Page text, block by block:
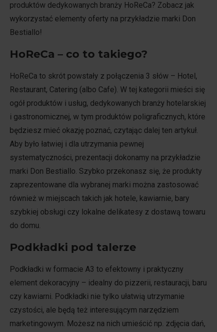
produktów dedykowanych branży HoReCa? Zobacz jak
wykorzystać elementy oferty na przykładzie marki Don
Bestiallo!
HoReCa – co to takiego?
HoReCa to skrót powstały z połączenia 3 słów – Hotel,
Restaurant, Catering (albo Cafe). W tej kategorii mieści się
ogół produktów i usług, dedykowanych branży hotelarskiej
i gastronomicznej, w tym produktów poligraficznych, które
będziesz mieć okazję poznać, czytając dalej ten artykuł.
Aby było łatwiej i dla utrzymania pewnej
systematyczności, prezentacji dokonamy na przykładzie
marki Don Bestiallo. Szybko przekonasz się, że produkty
zaprezentowane dla wybranej marki można zastosować
również w miejscach takich jak hotele, kawiarnie, bary
szybkiej obsługi czy lokalne delikatesy z dostawą towaru
do domu.
Podkładki pod talerze
Podkładki w formacie A3 to efektowny i praktyczny
element dekoracyjny – idealny do pizzerii, restauracji, baru
czy kawiarni. Podkładki nie tylko ułatwią utrzymanie
czystości, ale będą też interesującym narzędziem
marketingowym. Możesz na nich umieścić np. zdjęcia dań,